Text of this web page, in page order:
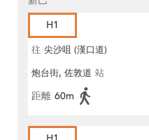
H1
往 尖沙咀 (漢口道)
炮台街, 佐敦道 站
距離 60m